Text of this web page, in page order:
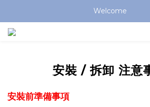
Welcome
安裝 / 拆卸 注意
安裝前準備事項